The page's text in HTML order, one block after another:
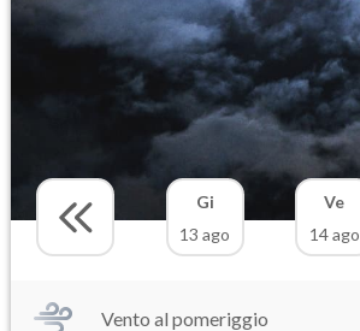
Gi
13 ago
Ve
14 ago
Vento al pomeriggio